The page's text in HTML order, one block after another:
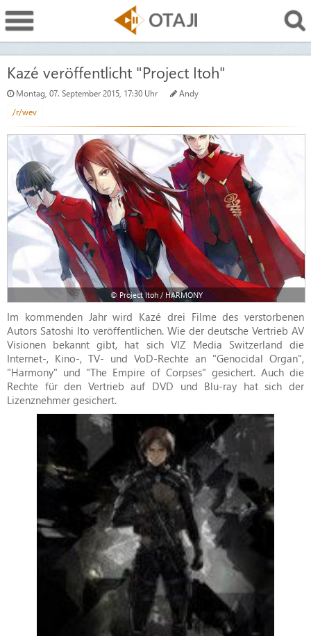
Kazé veröffentlicht "Project Itoh"
Montag, 07. September 2015, 17:30 Uhr
Andy
/r/wev
© Project Itoh / HARMONY
Im kommenden Jahr wird Kazé drei Filme des verstorbenen
Autors Satoshi Ito veröffentlichen. Wie der deutsche Vertrieb AV
Visionen bekannt gibt, hat sich VIZ Media Switzerland die
Internet-, Kino-, TV- und VoD-Rechte an "Genocidal Organ",
"Harmony" und "The Empire of Corpses" gesichert. Auch die
Rechte für den Vertrieb auf DVD und Blu-ray hat sich der
Lizenznehmer gesichert.